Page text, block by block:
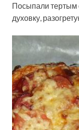
Посыпали тертым
духовку,